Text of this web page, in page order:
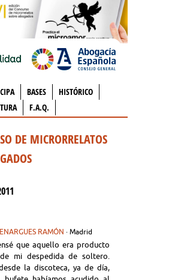
BASES
HISTÓRICO
F.A.Q.
DE MICRORRELATOS
RAMÓN · Madrid
que aquello era producto
mi despedida de soltero.
la discoteca, ya de día,